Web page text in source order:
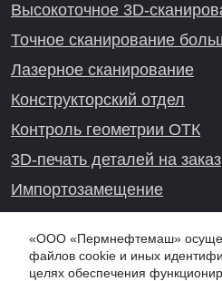
Высокоточное 3D-
Точное сканирование
Лазерное сканирование
Конструкторский отдел
Контроль геометрии ОТК
3D-печать деталей на заказ
Импортозамещение
«ООО «Пермнефтемаш»
файлов cookie и иных
целях обеспечения